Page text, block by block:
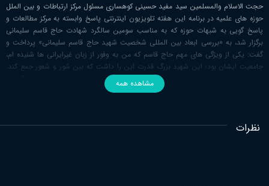
حجت الاسلام والمسلمین سید مفید حسینی کوهساری مسئول مرکز ارتباطات و بین الملل
حوزه های علمیه در برنامه این هفته تلویزیون اینترنتی پاسخ وابسته به مرکز مطالعات و
پاسخ گویی به شبهات حوزه که به مناسب سومین سالگرد شهادت حاج قاسم سلیمانی
برگزار شد، به «بررسی ابعاد بین المللی شخصیت شهید حاج قاسم سلیمانی» پرداخت و
گفت: یکی از ویژگی های مهم حاج قاسم که من به وفور از زبان غیرایرانی ها شنیده ام،
جامعیت ایشان بود؛ این شهید بزرگ قدرت این را داشت که بین شور و شعور جمع کند.
او توانست جمع بین سیاستمداری و بین المللی بودن و در عین حال ساده و بی آلایش
می گذاشت و از آن ها غافل نبود.
مشاهده همه
نظرات